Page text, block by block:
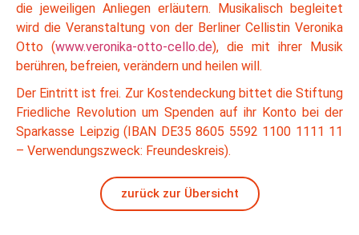
die jeweiligen Anliegen erläutern. Musikalisch begleitet
wird die Veranstaltung von der Berliner Cellistin Veronika
Otto (www.veronika-otto-cello.de), die mit ihrer Musik
berühren, befreien, verändern und heilen will.
Der Eintritt ist frei. Zur Kostendeckung bittet die Stiftung
Friedliche Revolution um Spenden auf ihr Konto bei der
Sparkasse Leipzig (IBAN DE35 8605 5592 1100 1111 11
– Verwendungszweck: Freundeskreis).
zurück zur Übersicht